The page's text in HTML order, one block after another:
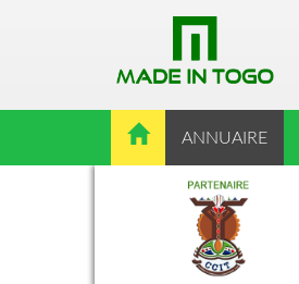
ANNUAIRE